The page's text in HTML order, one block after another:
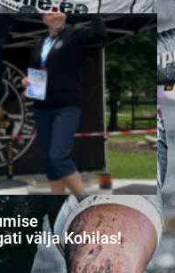
välja Kohilas!